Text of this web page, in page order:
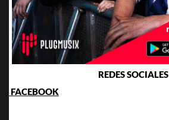
REDES SOCIALES
FACEBOOK